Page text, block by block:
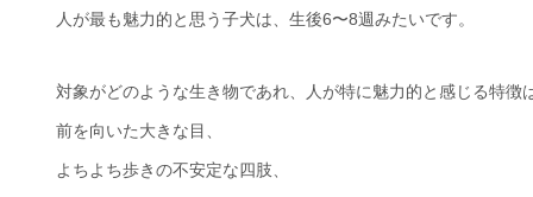
人が最も魅力的と思う子犬は、生後6〜8週みたいです。
対象がどのような生き物であれ、人が特に魅力的と感じる特徴
前を向いた大きな目、
よちよち歩きの不安定な四肢、